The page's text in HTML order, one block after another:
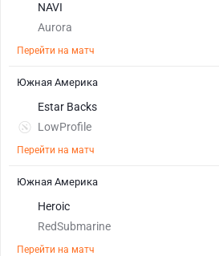
NAVI
Aurora
Перейти на матч
Estar Backs
LowProfile
Перейти на матч
Южная Америка
Heroic
RedSubmarine
Перейти на матч
Южная Америка